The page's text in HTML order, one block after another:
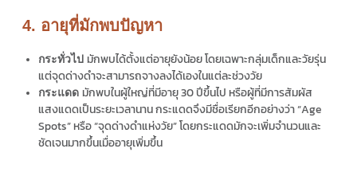
4. อายุที่มักพบปัญหา
กระทั่วไป มักพบได้ตั้งแต่อายุยังน้อย โดยเฉพาะกลุ่มเด็กและวัยรุ่น
แต่จุดด่างดำจะสามารถจางลงได้เองในแต่ละช่วงวัย
กระแดด มักพบในผู้ใหญ่ที่มีอายุ 30 ปีขึ้นไป หรือผู้ที่มีการสัมผัส
แสงแดดเป็นระยะเวลานาน กระแดดจึงมีชื่อเรียกอีกอย่างว่า “Age
Spots” หรือ “จุดด่างดำแห่งวัย” โดยกระแดดมักจะเพิ่มจำนวนและ
ชัดเจนมากขึ้นเมื่ออายุเพิ่มขึ้น